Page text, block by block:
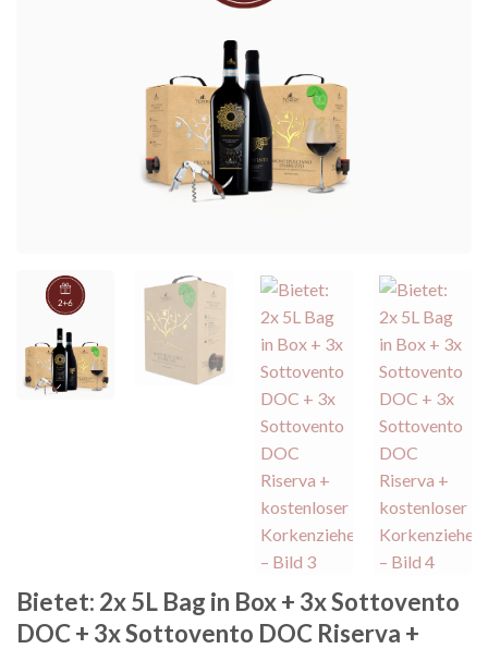
Bietet: 2x 5L Bag in Box + 3x Sottovento
DOC + 3x Sottovento DOC Riserva +